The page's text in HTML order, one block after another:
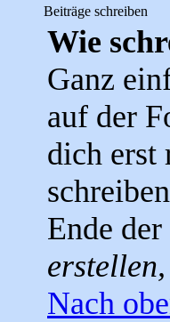
Beiträge schreiben
Wie
Ganz
auf der
dich erst
Ende
Nach